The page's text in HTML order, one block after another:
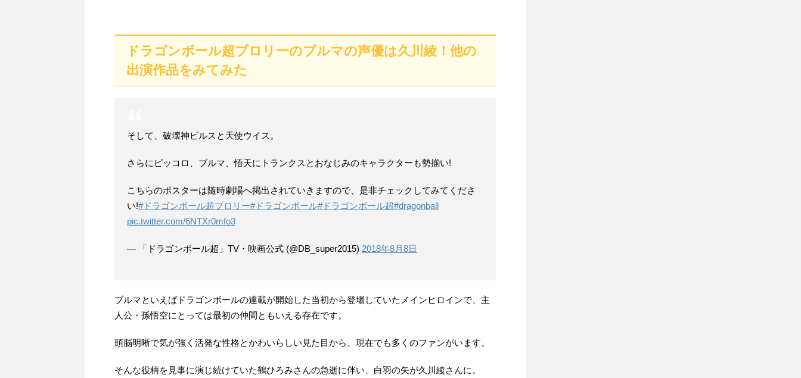
ドラゴンボール超ブロリーのブルマの声優は久川綾！他の
出演作品をみてみた
そして、破壊神ビルスと天使ウイス。
さらにピッコロ、ブルマ、悟天にトランクスとおなじみのキャラクターも勢揃い!
こちらのポスターは随時劇場へ掲出されていきますので、是非チェックしてみてくださ
い!#ドラゴンボール超ブロリー#ドラゴンボール#ドラゴンボール超#dragonball
pic.twitter.com/6NTXr0mfo3
— 「ドラゴンボール超」TV・映画公式 (@DB_super2015) 2018年8月8日
ブルマといえばドラゴンボールの連載が開始した当初から登場していたメインヒロインで、主
人公・孫悟空にとっては最初の仲間ともいえる存在です。
頭脳明晰で気が強く活発な性格とかわいらしい見た目から、現在でも多くのファンがいます。
そんな役柄を見事に演じ続けていた鶴ひろみさんの急逝に伴い、白羽の矢が久川綾さんに。